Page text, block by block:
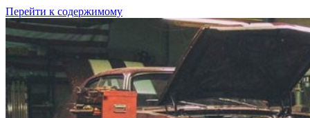
Перейти к содержимому